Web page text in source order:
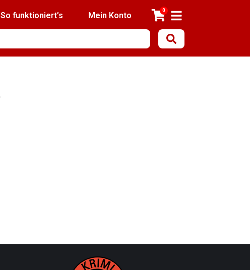
So funktioniert’s Mein Konto
0